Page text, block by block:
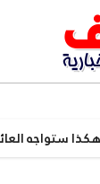
هكذا ستواجه